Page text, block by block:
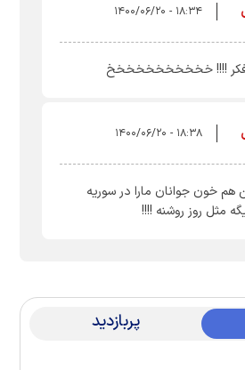
۱۸:۳۴ - ۱۴۰۰/۰۶/۲۰
فکر !!!! خخخخخخخخخخخ
۱۸:۳۸ - ۱۴۰۰/۰۶/۲۰
هم خون جوانان مارا در سوریه
مثل روز روشنه !!!!
پربازدید